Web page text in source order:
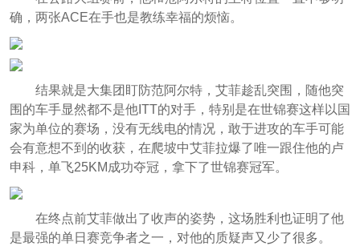
确，两张ACE在手也是教练幸福的烦恼。
结果就是大集团盯防范阿尔特，艾菲趁乱突围，随他突
围的车手显然都不是他ITT的对手，特别是在世锦赛这样以国
家为单位的赛场，没有无线电的情况，敢于进攻的车手可能
会有意想不到的收获，在爬坡中艾菲拉爆了唯一跟住他的卢
申科，单飞25KM成功夺冠，拿下了世锦赛冠军。
在终点前艾菲做出了收声的姿势，这场胜利也证明了他
是最强的单日赛竞争者之一，对他的质疑声又少了很多。